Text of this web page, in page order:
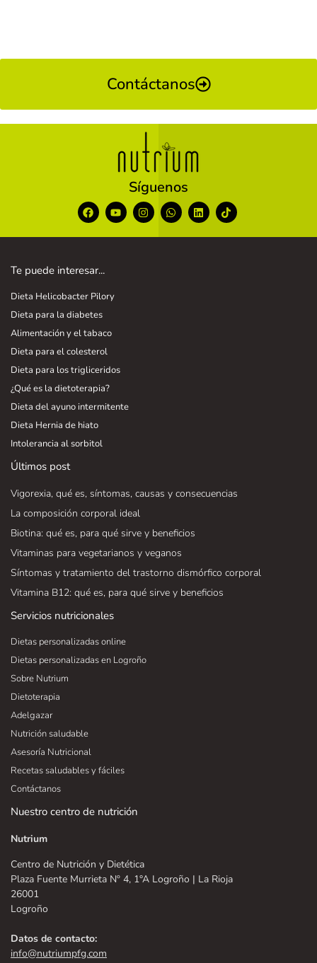
Contáctanos
Síguenos
Nuestro centro de nutrición
Nutrium
Centro de Nutrición y Dietética
Plaza Fuente Murrieta Nº 4, 1°A Logroño | La Rioja
26001
Logroño
Datos de contacto:
info@nutriumpfg.com
Servicios nutricionales
Dietas personalizadas online
Dietas personalizadas en Logroño
Sobre Nutrium
Dietoterapia
Adelgazar
Nutrición saludable
Asesoría Nutricional
Recetas saludables y fáciles
Contáctanos
Últimos post
Vigorexia, qué es, síntomas, causas y consecuencias
La composición corporal ideal
Biotina: qué es, para qué sirve y beneficios
Vitaminas para vegetarianos y veganos
Síntomas y tratamiento del trastorno dismórfico corporal
Vitamina B12: qué es, para qué sirve y beneficios
Te puede interesar...
Dieta Helicobacter Pilory
Dieta para la diabetes
Alimentación y el tabaco
Dieta para el colesterol
Dieta para los trigliceridos
¿Qué es la dietoterapia?
Dieta del ayuno intermitente
Dieta Hernia de hiato
Intolerancia al sorbitol